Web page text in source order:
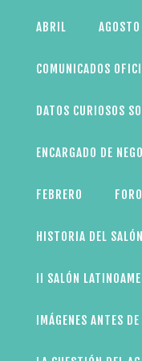
ABRIL AGOSTO
COMUNICADOS
DATOS CURIOSOS
ENCARGADO DE
FEBRERO
HISTORIA DEL
II SALÓN
IMÁGENES ANTES